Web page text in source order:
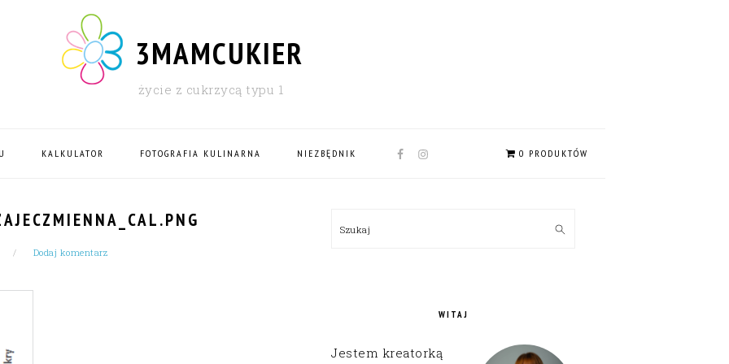
3MAMCUKIER
życie z cukrzycą typu 1
KALKULATOR FOTOGRAFIA KULINARNA NIEZBĘDNIK
NAV
0 PRODUKTÓW
Dodaj komentarz
SIDEBAR
Szukaj
WITAJ
Jestem kreatorką